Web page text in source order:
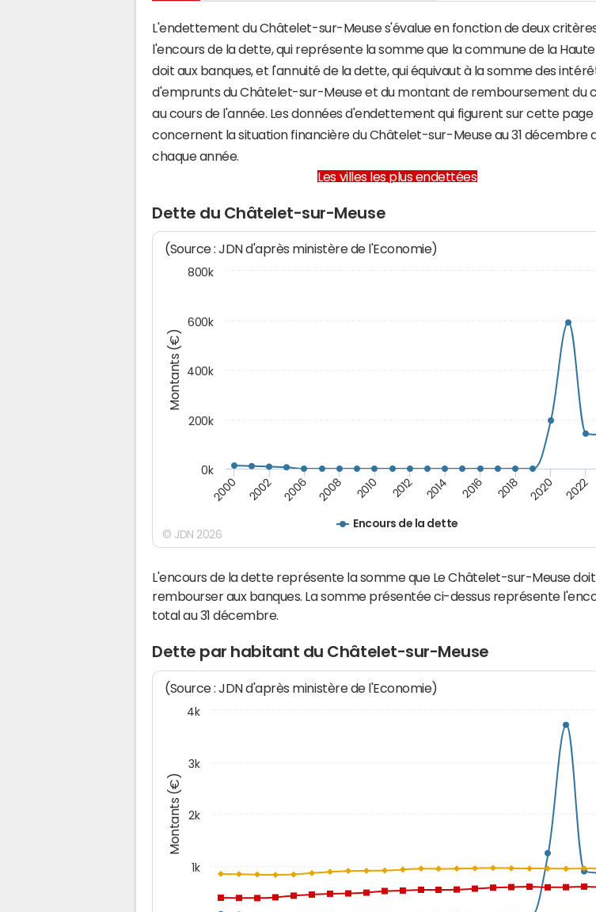
L'endettement du Châtelet-sur-Meuse s'évalue en fonction de deux
l'encours de la dette, qui représente la somme que la commune de la
doit aux banques, et l'annuité de la dette, qui équivaut à la somme des
d'emprunts du Châtelet-sur-Meuse et du montant de remboursement du
au cours de l'année. Les données d'endettement qui figurent sur cette page
concernent la situation financière du Châtelet-sur-Meuse au 31 décembre
chaque année.
Les villes les plus endettées
Dette du Châtelet-sur-Meuse
Montants (€)
(Source : JDN d'après ministère de l'Economie)
Encours de la dette
2000 2002 2006 2008 2010 2012 2014 2016 2018 2020 2022
0k
200k
400k
600k
800k
© JDN 2026
L'encours de la dette représente la somme que Le Châtelet-sur-Meuse doit
rembourser aux banques. La somme présentée ci-dessus représente
total au 31 décembre.
Dette par habitant du Châtelet-sur-Meuse
Montants (€)
(Source : JDN d'après ministère de l'Economie)
1k
2k
3k
4k